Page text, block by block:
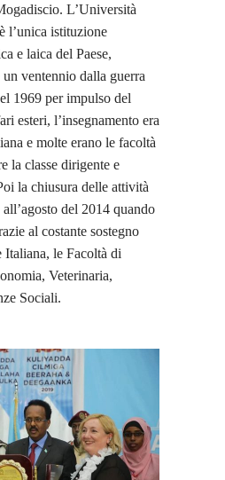
L’Università
l’unica istituzione
e laica del Paese,
ventennio dalla guerra
1969 per impulso del
esteri, l’insegnamento era
e molte erano le facoltà
la classe dirigente e
la chiusura delle attività
del 2014 quando
al costante sostegno
Italiana, le Facoltà di
Veterinaria,
Sociali.